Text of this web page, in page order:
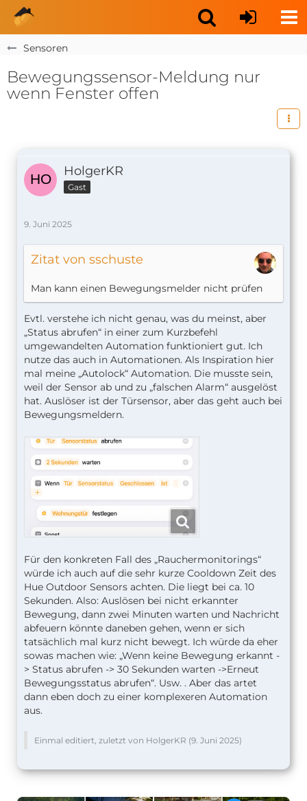
Sensoren
Bewegungssensor-Meldung nur
wenn Fenster offen
HolgerKR
Gast
9. Juni 2025
Zitat von sschuste
Man kann einen Bewegungsmelder nicht prüfen
Evtl. verstehe ich nicht genau, was du meinst, aber
„Status abrufen“ in einer zum Kurzbefehl
umgewandelten Automation funktioniert gut. Ich
nutze das auch in Automationen. Als Inspiration hier
mal meine „Autolock“ Automation. Die musste sein,
weil der Sensor ab und zu „falschen Alarm“ ausgelöst
hat. Auslöser ist der Türsensor, aber das geht auch bei
Bewegungsmeldern.
Für den konkreten Fall des „Rauchermonitorings“
würde ich auch auf die sehr kurze Cooldown Zeit des
Hue Outdoor Sensors achten. Die liegt bei ca. 10
Sekunden. Also: Auslösen bei nicht erkannter
Bewegung, dann zwei Minuten warten und Nachricht
abfeuern könnte daneben gehen, wenn er sich
tatsächlich mal kurz nicht bewegt. Ich würde da eher
sowas machen wie: „Wenn keine Bewegung erkannt -
> Status abrufen -> 30 Sekunden warten ->Erneut
Bewegungsstatus abrufen“. Usw. . Aber das artet
dann eben doch zu einer komplexeren Automation
aus.
Einmal editiert, zuletzt von HolgerKR (9. Juni 2025)